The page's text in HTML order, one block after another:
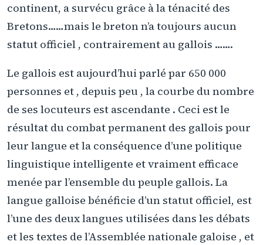
continent, a survécu grâce à la ténacité des
Bretons……mais le breton n’a toujours aucun
statut officiel , contrairement au gallois …….
Le gallois est aujourd’hui parlé par 650 000
personnes et , depuis peu , la courbe du nombre
de ses locuteurs est ascendante . Ceci est le
résultat du combat permanent des gallois pour
leur langue et la conséquence d’une politique
linguistique intelligente et vraiment efficace
menée par l’ensemble du peuple gallois. La
langue galloise bénéficie d’un statut officiel, est
l’une des deux langues utilisées dans les débats
et les textes de l’Assemblée nationale galoise , et